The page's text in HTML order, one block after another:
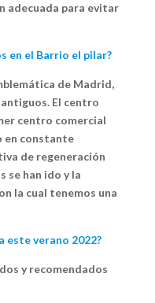
adecuada para evitar
en el Barrio el pilar?
de Madrid,
El centro
centro comercial
en constante
de regeneración
se han ido y la
la cual tenemos una
este verano 2022?
y recomendados